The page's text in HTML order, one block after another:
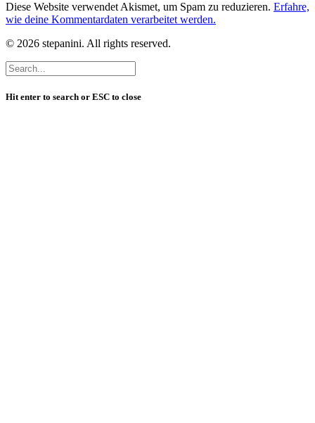
Diese Website verwendet Akismet, um Spam zu reduzieren. Erfahre,
wie deine Kommentardaten verarbeitet werden.
© 2026 stepanini. All rights reserved.
Hit enter to search or ESC to close